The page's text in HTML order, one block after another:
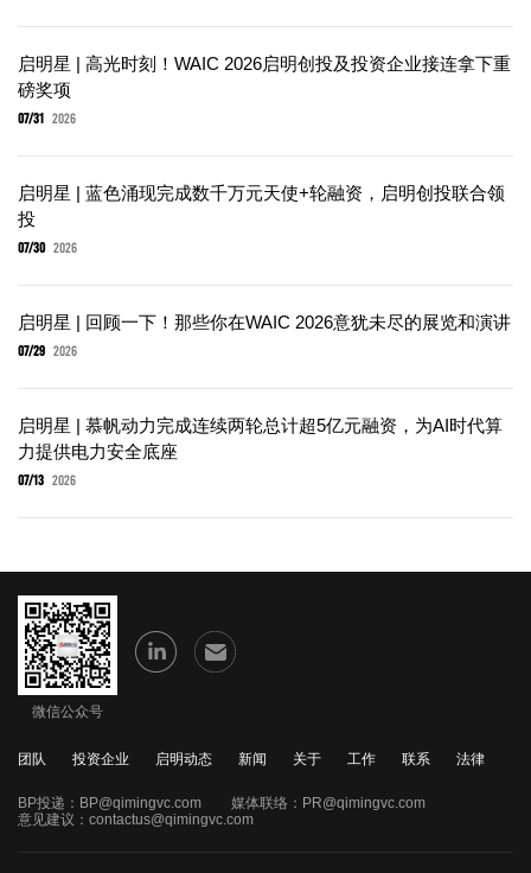
启明星 | 高光时刻！WAIC 2026启明创投及投资企业接连拿下重
磅奖项
07/31 2026
启明星 | 蓝色涌现完成数千万元天使+轮融资，启明创投联合领
投
07/30 2026
启明星 | 回顾一下！那些你在WAIC 2026意犹未尽的展览和演讲
07/29 2026
启明星 | 慕帆动力完成连续两轮总计超5亿元融资，为AI时代算
力提供电力安全底座
07/13 2026
微信公众号
团队 投资企业 启明动态 新闻 关于 工作 联系 法律
BP投递： BP@qimingvc.com 媒体联络： PR@qimingvc.com
意见建议： contactus@qimingvc.com